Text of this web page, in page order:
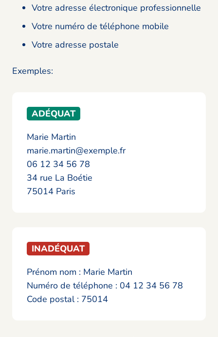
Votre adresse électronique professionnelle
Votre numéro de téléphone mobile
Votre adresse postale
Exemples:
ADÉQUAT
Marie Martin
marie.martin@exemple.fr
06 12 34 56 78
34 rue La Boétie
75014 Paris
INADÉQUAT
Prénom nom : Marie Martin
Numéro de téléphone : 04 12 34 56 78
Code postal : 75014